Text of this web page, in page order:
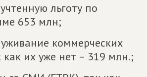
льготу по
653 млн;
коммерческих
как их уже нет – 319 млн.;